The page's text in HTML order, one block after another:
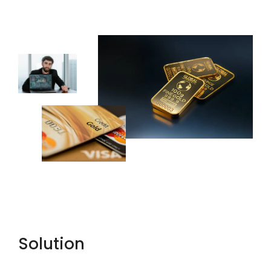
Solution